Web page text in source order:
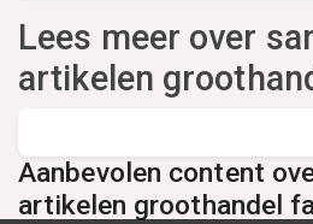
Lees meer over
artikelen
Aanbevolen content
artikelen groothandel